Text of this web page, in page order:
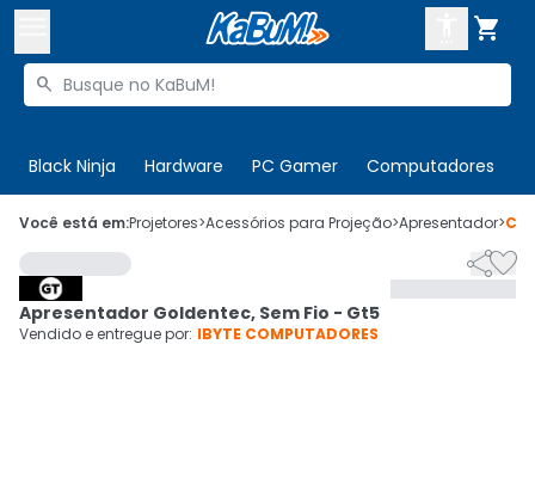

Buscar produtos

Black Ninja Hardware PC Gamer Computadores
 Olá. Acesse sua conta
 Departamentos
 Cupons
CADASTRE-SE
Você está em:Projetores>Acessórios para Projeção>Apresentador>

Apresentador Goldentec, Sem Fio - Gt5
Vendido e entregue por: IBYTE COMPUTADORES